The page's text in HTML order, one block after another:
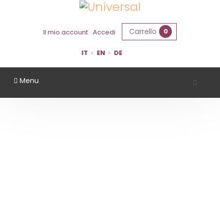
Il mio account Accedi Carrello 0
IT EN DE
Menu